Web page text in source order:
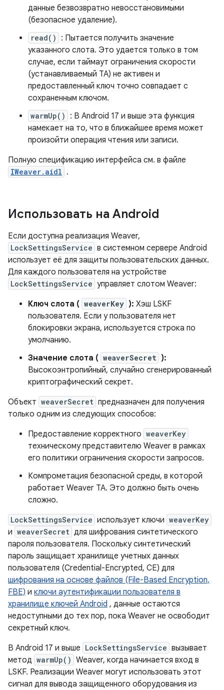
данные безвозвратно невосстановимыми
(безопасное удаление).
read()
: Пытается получить значение
указанного слота. Это удается только в том
случае, если таймаут ограничения скорости
(устанавливаемый TA) не активен и
предоставленный ключ точно совпадает с
сохраненным ключом.
warmUp()
: В Android 17 и выше эта функция
намекает на то, что в ближайшее время может
произойти операция чтения или записи.
Полную спецификацию интерфейса см. в файле
IWeaver.aidl .
Использовать на Android
Если доступна реализация Weaver,
LockSettingsService в системном сервере Android
использует её для защиты пользовательских данных.
Для каждого пользователя на устройстве
LockSettingsService управляет слотом Weaver:
Ключ слота ( weaverKey ): Хэш LSKF
пользователя. Если у пользователя нет
блокировки экрана, используется строка по
умолчанию.
Значение слота ( weaverSecret ):
Высокоэнтропийный, случайно сгенерированный
криптографический секрет.
Объект weaverSecret предназначен для получения
только одним из следующих способов:
Предоставление корректного weaverKey
техническому представителю Weaver в рамках
его политики ограничения скорости запросов.
Компрометация безопасной среды, в которой
работает Weaver TA. Это должно быть очень
сложно.
LockSettingsService использует ключи weaverKey
и weaverSecret для шифрования синтетического
пароля пользователя. Поскольку синтетический
пароль защищает хранилище учетных данных
пользователя (Credential-Encrypted, CE) для
шифрования на основе файлов (File-Based Encryption,
FBE) и ключи аутентификации пользователя в
хранилище ключей Android , данные остаются
недоступными до тех пор, пока Weaver не освободит
секретный ключ.
В Android 17 и выше LockSettingsService вызывает
метод warmUp() Weaver, когда начинается вход в
LSKF. Реализации Weaver могут использовать этот
сигнал для вывода защищенного оборудования из